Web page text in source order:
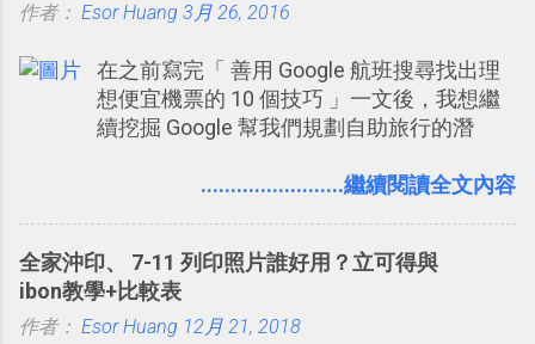
或 Facebook 一樣易於讓公司同事聊天打
」：但是 Slack 的頻道、群組機制讓茶水間
的聊天，不會干擾工作的討論，並且星號與
釘選功能讓每個同事可以從聊天中記錄重
每一個團隊設計出符合自己需求的通訊平
平台，可以參考： JANDI 高效率團隊通訊平
台完整教學，比 Slack 更適合中文用戶 。
2017/3 新增 ： Sortd for Slack： 改造 Slack
作者： Esor Huang 3月 26, 2016
在之前寫完「 善用 Google 航班搜尋找出理
想便宜機票的 10 個技巧 」一文後，我想繼
續挖掘 Google 幫我們規劃自助旅行的潛
Google 的「我的地圖」服務，這是一個可以
出一張一張資料地圖（例如我之前在製作一
本新書時建立的「 台灣推薦空拍地點地圖
」），對生活需求來說，則可以讓我們規劃
........................繼續閱讀全文內容
全家沖印、 7-11 列印照片誰好用？立可得與
ibon教學+比較表
作者： Esor Huang 12月 21, 2018